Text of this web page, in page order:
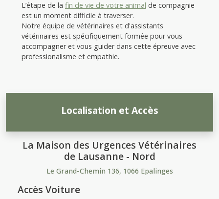
L’étape de la fin de vie de votre animal de compagnie
est un moment difficile à traverser.
Notre équipe de vétérinaires et d'assistants
vétérinaires est spécifiquement formée pour vous
accompagner et vous guider dans cette épreuve avec
professionalisme et empathie.
Localisation et Accès
La Maison des Urgences Vétérinaires
de Lausanne - Nord
Le Grand-Chemin 136, 1066 Epalinges
Accès Voiture